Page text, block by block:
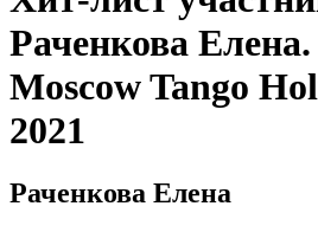
Раченкова
Moscow Tango
2021
Раченкова Елена